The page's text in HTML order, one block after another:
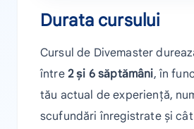
Durata cursului
Cursul de Divemaster
între 2 și 6 săptămâni, în
tău actual de experiență,
scufundări înregistrate și